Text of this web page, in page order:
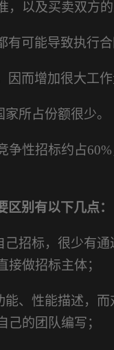
以及买卖双方的
可能导致执行
而增加很大工作
所占份额很少。
争性招标约占
别有以下几点：
招标，很少有
做招标主体；
、性能描述，
的团队编写；